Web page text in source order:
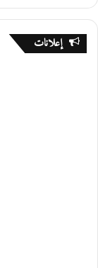
إعلانات